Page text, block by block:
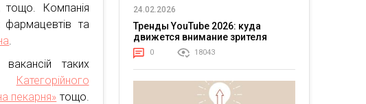
тощо. Компанія
та
.
таких
Категорійного
пекарня» тощо.
24.02.2026
Тренды YouTube 2026: куда
движется внимание зрителя
0 18043